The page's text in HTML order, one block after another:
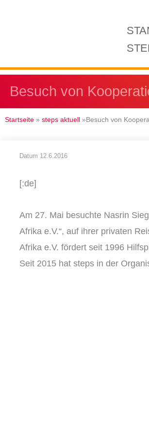
Besuch von
Startseite » steps aktuell »Besuch von
Datum 12.6.2016
[:de]
Am 27. Mai besuchte Nasrin
Afrika e.V.“, auf ihrer privaten
Afrika e.V. fördert seit 1996
Seit 2015 hat steps in der